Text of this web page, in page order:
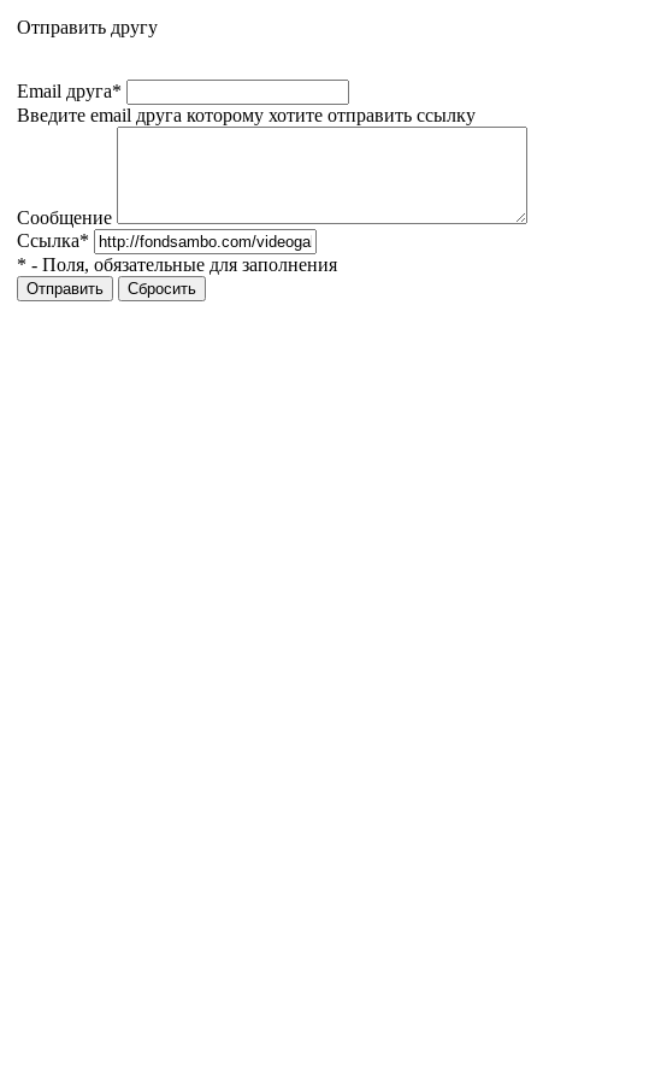
Отправить другу
Email друга*
Введите email друга которому хотите отправить ссылку
Сообщение
Ссылка*
* - Поля, обязательные для заполнения